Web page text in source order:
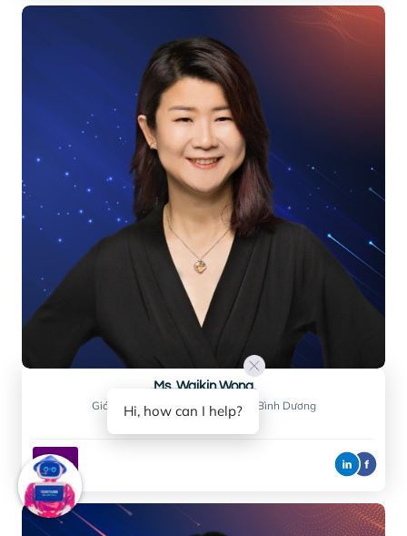
Mr. Ric Gazarian
Nhà sáng lập
COUNTING COUNTRIES
Hi, how can I help?